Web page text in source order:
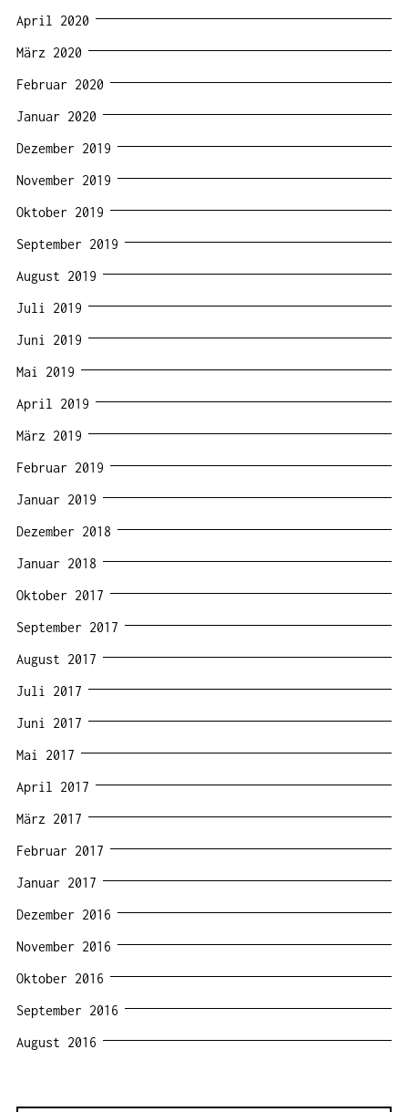
April 2020
März 2020
Februar 2020
Januar 2020
Dezember 2019
November 2019
Oktober 2019
September 2019
August 2019
Juli 2019
Juni 2019
Mai 2019
April 2019
März 2019
Februar 2019
Januar 2019
Dezember 2018
Januar 2018
Oktober 2017
September 2017
August 2017
Juli 2017
Juni 2017
Mai 2017
April 2017
März 2017
Februar 2017
Januar 2017
Dezember 2016
November 2016
Oktober 2016
September 2016
August 2016